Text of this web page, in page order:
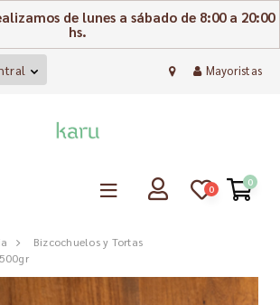
de lunes a sábado de 8:00 a 20:00
hs.
Mayoristas
0
0
Bizcochuelos y Tortas